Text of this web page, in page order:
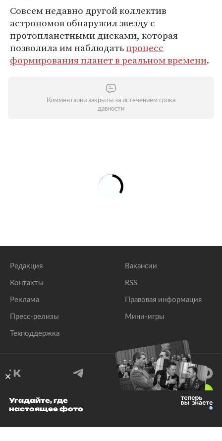
Совсем недавно другой коллектив
астрономов обнаружил звезду с
протопланетными дисками, которая
позволила им наблюдатьпроцесс
формирования планет в реальном времени.
Комментарии закрыты за истечением срока
давности
Редакция
Контакты
Реклама
Пресс-релизы
Техподдержка
Вакансии
RSS
Правовая информация
Мини-игры
© 1999–2026 Все права защищены.
Угадайте, где
настоящее фото